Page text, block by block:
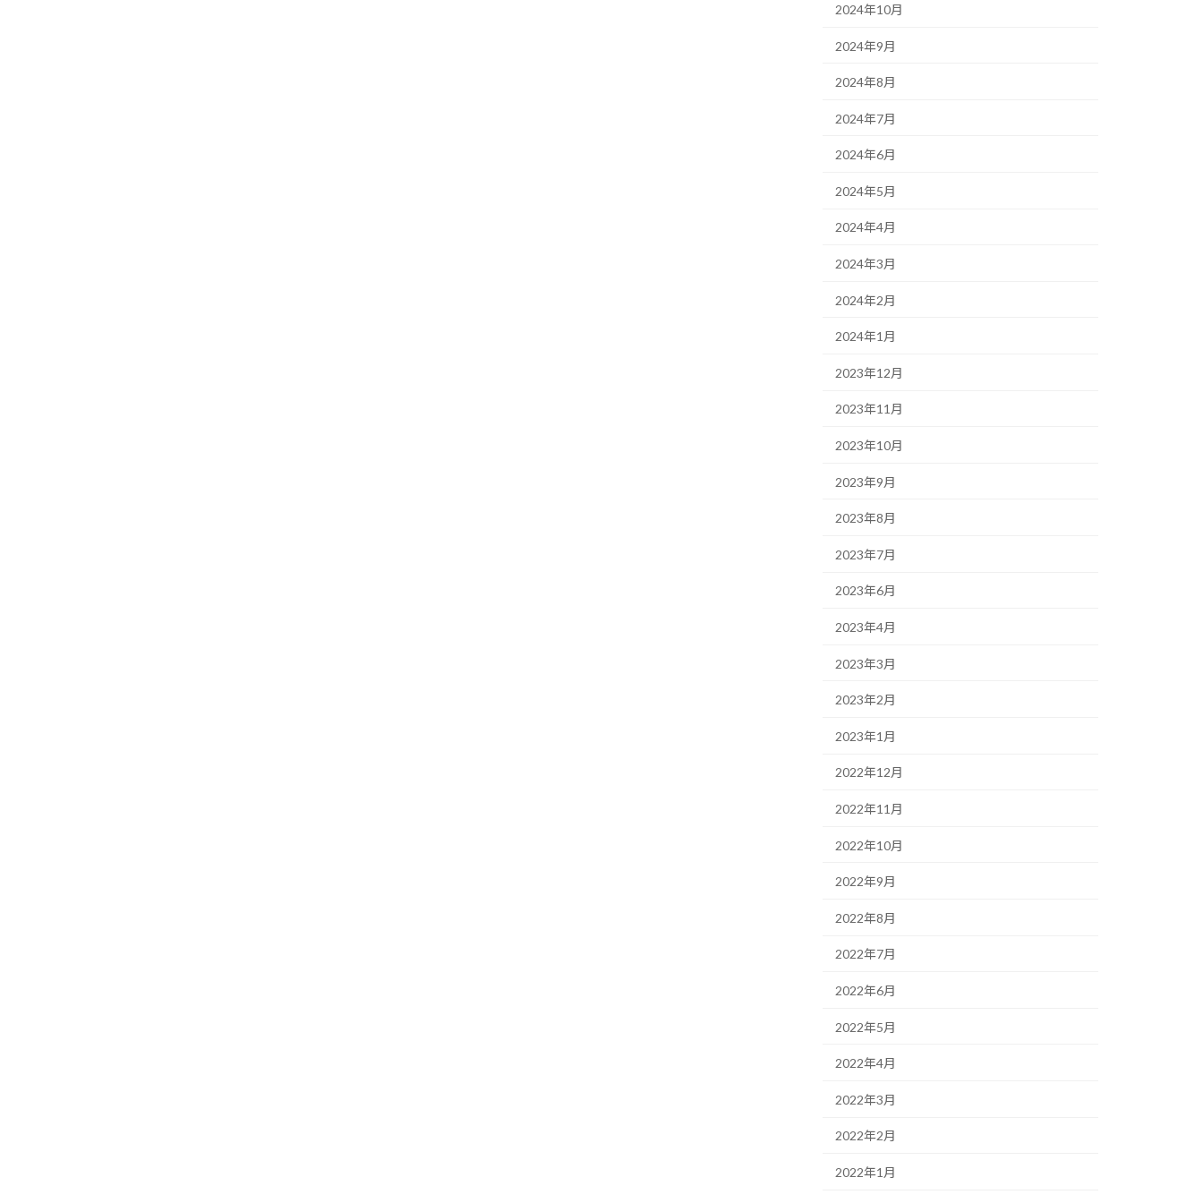
2024年10月
2024年9月
2024年8月
2024年7月
2024年6月
2024年5月
2024年4月
2024年3月
2024年2月
2024年1月
2023年12月
2023年11月
2023年10月
2023年9月
2023年8月
2023年7月
2023年6月
2023年4月
2023年3月
2023年2月
2023年1月
2022年12月
2022年11月
2022年10月
2022年9月
2022年8月
2022年7月
2022年6月
2022年5月
2022年4月
2022年3月
2022年2月
2022年1月